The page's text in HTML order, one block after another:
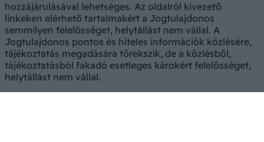
hozzájárulásával lehetséges. Az oldalról kivezető
linkeken elérhető tartalmakért a Jogtulajdonos
semmilyen felelősséget, helytállást nem vállal. A
Jogtulajdonos pontos és hiteles információk közlésére,
tájékoztatás megadására törekszik, de a közlésből,
tájékoztatásból fakadó esetleges károkért felelősséget,
helytállást nem vállal.